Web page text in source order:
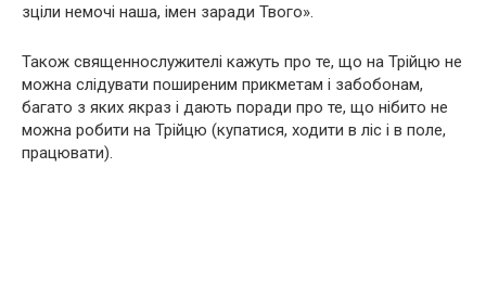
зціли немочі наша, імен заради Твого».
Також священнослужителі кажуть про те, що на Трійцю не
можна слідувати поширеним прикметам і забобонам,
багато з яких якраз і дають поради про те, що нібито не
можна робити на Трійцю (купатися, ходити в ліс і в поле,
працювати).